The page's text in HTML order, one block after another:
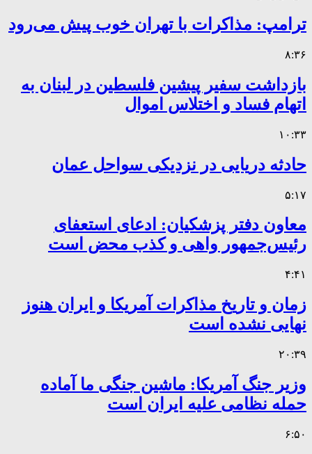
ترامپ: مذاکرات با تهران خوب پیش می‌رود
۸:۳۶
بازداشت سفیر پیشین فلسطین در لبنان به
اتهام فساد و اختلاس اموال
۱۰:۳۳
حادثه دریایی در نزدیکی سواحل عمان
۵:۱۷
معاون دفتر پزشکیان: ادعای استعفای
رئیس‌جمهور واهی و کذب محض است
۴:۴۱
زمان و تاریخ مذاکرات آمریکا و ایران هنوز
نهایی نشده است
۲۰:۳۹
وزیر جنگ آمریکا: ماشین جنگی ما آماده
حمله نظامی علیه ایران است
۶:۵۰